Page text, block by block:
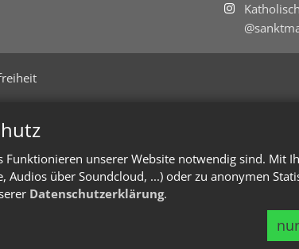
unserer Website notwendig sind. Mit
über Soundcloud, ...) oder zu anonymen
Datenschutzerklärung.